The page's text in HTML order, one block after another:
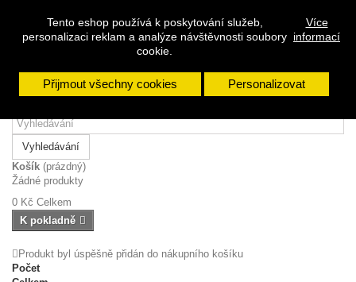
Tento eshop používá k poskytování služeb,
personalizaci reklam a analýze návštěvnosti soubory
cookie.
Více
informací
Přijmout všechny cookies Personalizovat
Přihlásit se
Napište nám
Vyhledávání
Košík (prázdný)
Žádné produkty
0 Kč Celkem
K pokladně
Produkt byl úspěšně přidán do nákupního košíku
Počet